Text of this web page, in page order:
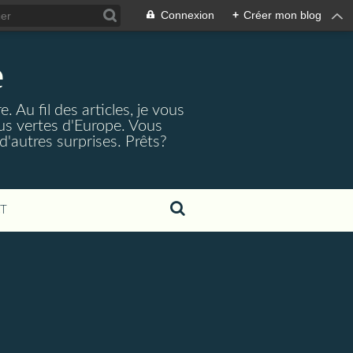
Connexion + Créer mon blog
Au fil des articles, je vous
vertes d'Europe. Vous
surprises. Prêts?